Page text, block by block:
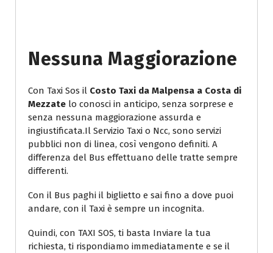
Nessuna Maggiorazione
Con Taxi Sos il Costo Taxi da Malpensa a Costa di
Mezzate lo conosci in anticipo, senza sorprese e
senza nessuna maggiorazione assurda e
ingiustificata.Il Servizio Taxi o Ncc, sono servizi
pubblici non di linea, così vengono definiti. A
differenza del Bus effettuano delle tratte sempre
differenti.
Con il Bus paghi il biglietto e sai fino a dove puoi
andare, con il Taxi è sempre un incognita.
Quindi, con TAXI SOS, ti basta Inviare la tua
richiesta, ti rispondiamo immediatamente e se il